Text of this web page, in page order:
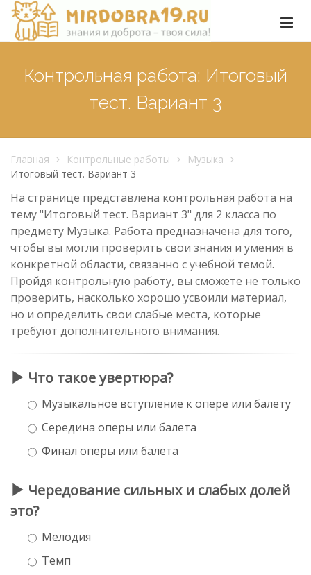
Контрольная работа: Итоговый
тест. Вариант 3
Главная Контрольные работы
Музыка
Итоговый тест. Вариант 3
На странице представлена контрольная работа на
тему "Итоговый тест. Вариант 3" для 2 класса по
предмету Музыка. Работа предназначена для того,
чтобы вы могли проверить свои знания и умения в
конкретной области, связанно с учебной темой.
Пройдя контрольную работу, вы сможете не только
проверить, насколько хорошо усвоили материал,
но и определить свои слабые места, которые
требуют дополнительного внимания.
Что такое увертюра?
Музыкальное вступление к опере или балету
Середина оперы или балета
Финал оперы или балета
Чередование сильных и слабых долей
это?
Мелодия
Темп